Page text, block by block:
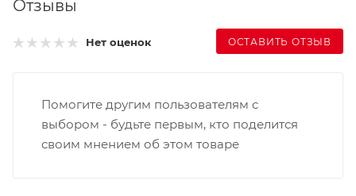
Отзывы
Нет оценок ОСТАВИТЬ ОТЗЫВ
Помогите другим пользователям с
выбором - будьте первым, кто поделится
своим мнением об этом товаре